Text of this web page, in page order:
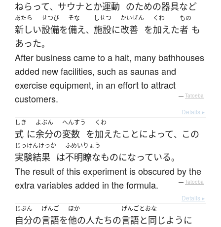
ねらって、 サウナとか運動 のための器具など
あたら
新しい
せつび
設備を
そな
備え、
しせつ
施設に
かいぜん
改善 を
くわ
加えた
もの
者 も
あった。
After business came to a halt, many bathhouses
added new facilities, such as saunas and
exercise equipment, in an effort to attract
customers.
— Tatoeba
Details ▸
しき
式 に
よぶん
余分の
へんすう
変数 を
くわ
加えたことによって、 この
じっけんけっか
実験結果 は
ふめいりょう
不明瞭なものになっている。
The result of this experiment is obscured by the
extra variables added in the formula.
— Tatoeba
Details ▸
じぶん
自分の
げんご
言語を
ほか
他の人たちの
げんご
言語
とおな
と同じように